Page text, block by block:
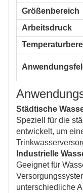
Größenbereich
Arbeitsdruck
Städtische
Speziell für die
entwickelt, um
Industrielle
Geeignet für
unterschiedliche